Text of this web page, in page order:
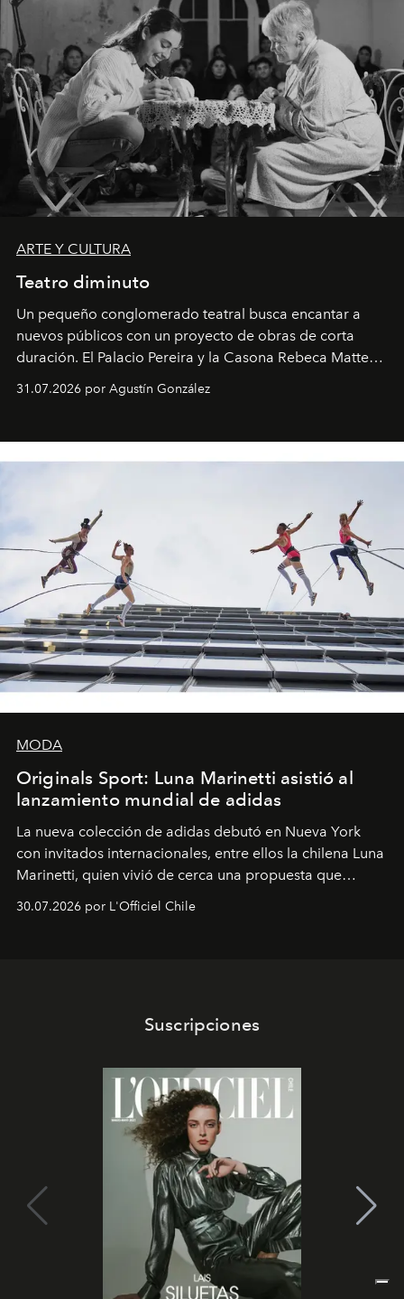
ARTE Y CULTURA
Teatro diminuto
Un pequeño conglomerado teatral busca encantar a
nuevos públicos con un proyecto de obras de corta
duración. El Palacio Pereira y la Casona Rebeca Matte
miniobras. Sus puestas en escena son limpias; ponen el
31.07.2026 por Agustín González
MODA
Originals Sport: Luna Marinetti asistió al
lanzamiento mundial de adidas
La nueva colección de adidas debutó en Nueva York
con invitados internacionales, entre ellos la chilena Luna
Marinetti, quien vivió de cerca una propuesta que
30.07.2026 por L'Officiel Chile
Suscripciones